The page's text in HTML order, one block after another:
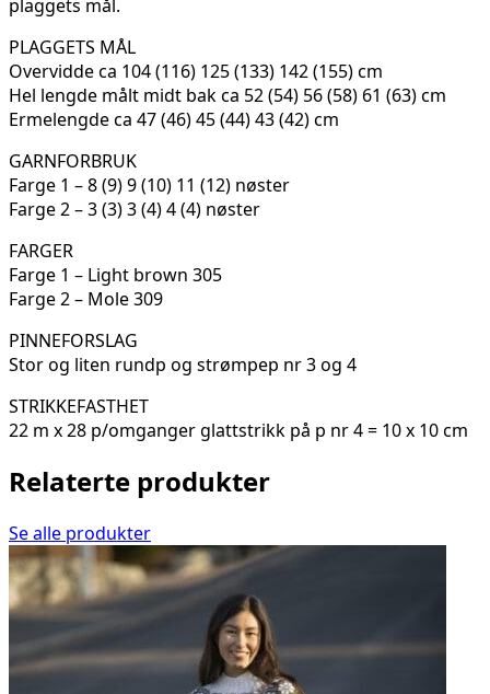
plaggets mål.
PLAGGETS MÅL
Overvidde ca 104 (116) 125 (133) 142 (155) cm
Hel lengde målt midt bak ca 52 (54) 56 (58) 61 (63) cm
Ermelengde ca 47 (46) 45 (44) 43 (42) cm
GARNFORBRUK
Farge 1 – 8 (9) 9 (10) 11 (12) nøster
Farge 2 – 3 (3) 3 (4) 4 (4) nøster
FARGER
Farge 1 – Light brown 305
Farge 2 – Mole 309
PINNEFORSLAG
Stor og liten rundp og strømpep nr 3 og 4
STRIKKEFASTHET
22 m x 28 p/omganger glattstrikk på p nr 4 = 10 x 10 cm
Relaterte produkter
Se alle produkter